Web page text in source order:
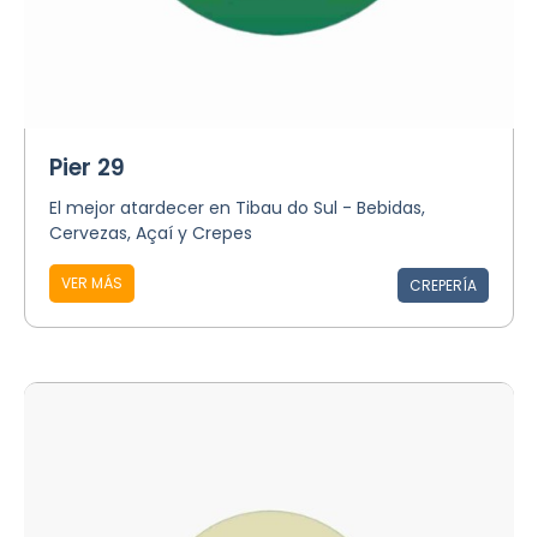
Pier 29
El mejor atardecer en Tibau do Sul - Bebidas,
Cervezas, Açaí y Crepes
VER MÁS CREPERÍA